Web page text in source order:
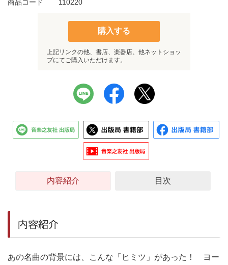
商品コード
110220
購入する
上記リンクの他、書店、楽器店、他ネットショッ
プにてご購入いただけます。
内容紹介 目次
内容紹介
あの名曲の背景には、こんな「ヒミツ」があった！ ヨー